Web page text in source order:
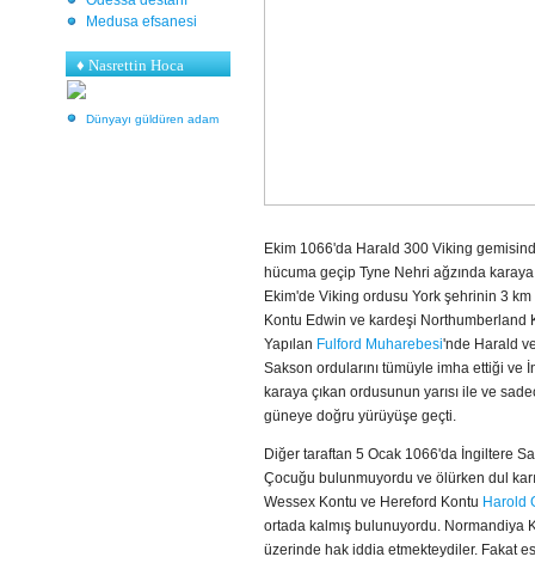
Medusa efsanesi
♦ Nasrettin Hoca
Dünyayı güldüren adam
Ekim 1066'da Harald 300 Viking
hücuma geçip Tyne Nehri ağzında
Ekim'de Viking ordusu York şehrinin 3
Kontu Edwin ve kardeşi Northumberland
Yapılan Fulford Muharebesi'nde Harald
Sakson ordularını tümüyle imha ettiği ve
karaya çıkan ordusunun yarısı ile ve
güneye doğru yürüyüşe geçti.
Diğer taraftan 5 Ocak 1066'da İngiltere
Çocuğu bulunmuyordu ve ölürken dul
Wessex Kontu ve Hereford Kontu Harold
ortada kalmış bulunuyordu. Normandiya
üzerinde hak iddia etmekteydiler. Fakat